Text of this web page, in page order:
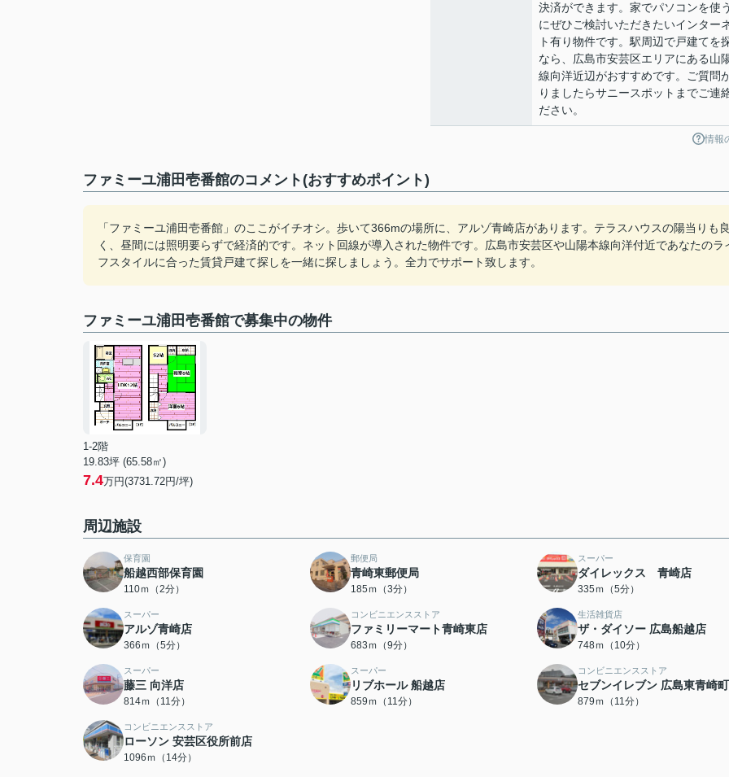
決済ができます。家でパソコンを使
にぜひご検討いただきたいインター
ト有り物件です。駅周辺で戸建てを
なら、広島市安芸区エリアにある山
線向洋近辺がおすすめです。ご質問
りましたらサニースポットまでご連
ださい。
情報
ファミーユ浦田壱番館のコメント(おすすめポイント)
「ファミーユ浦田壱番館」のここがイチオシ。歩いて366mの場所に、アルゾ青崎店があります。テラスハウスの陽当りも
く、昼間には照明要らずで経済的です。ネット回線が導入された物件です。広島市安芸区や山陽本線向洋付近であなたのラ
フスタイルに合った賃貸戸建て探しを一緒に探しましょう。全力でサポート致します。
ファミーユ浦田壱番館で募集中の物件
1-2階
19.83坪 (65.58㎡)
7.4万円(3731.72円/坪)
周辺施設
保育園
船越西部保育園
110ｍ（2分）
郵便局
青崎東郵便局
185ｍ（3分）
スーパー
ダイレックス 青崎店
335ｍ（5分）
スーパー
アルゾ青崎店
366ｍ（5分）
コンビニエンスストア
ファミリーマート青崎東店
683ｍ（9分）
生活雑貨店
ザ・ダイソー 広島船越店
748ｍ（10分）
スーパー
藤三 向洋店
814ｍ（11分）
スーパー
リブホール 船越店
859ｍ（11分）
コンビニエンスストア
セブンイレブン 広島東青崎
879ｍ（11分）
コンビニエンスストア
ローソン 安芸区役所前店
1096ｍ（14分）